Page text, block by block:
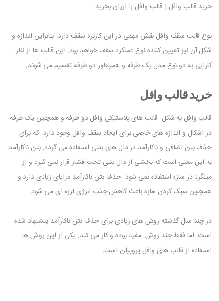
خرید قالب وافل | قالب وافل را ارزان بخرید
نوع قالب سقف وافل نقش مهمی در این کاربرد سقف دارد. بنابراین اندازه و
شکل آن نیز تعیین کننده نوع عملکرد سقف خواهد بود. این قالب ها از نظر
کارایی به دو نوع مدل یک طرفه و همینطور دو طرفه تقسیم می شوند.
خرید قالب وافل
قالب وافل به شکل قالب های پلاستیکی وافل دو طرفه و همچنین یک طرفه
در اشکال و اندازه های خاصی برای ایجاد سقف وافل وجود دارد. که برای
حذف بتن اضافی و ناکارآمد در دال های بتنی استفاده می گردد. بتن ناکارآمد
به این معنی است که بخشی از دال بتنی تحت فشار قرار نمی گیرد و از
میلگرد در سازه استفاده نمی شود. حذف بتن ناکارآمد مزایای زیادی دارد و
همچنین سبک کردن سازه باعث کاهش جذب انرژی لرزه ای می شود.
در چند سال گذشته روش های زیادی برای حذف بتن ناکارآمد پیشنهاد شده
است. اما فقط چند روش مفید بوده و کار می کند. یکی از این روش ها
استفاده از قالب های وافل پروپیلن است.